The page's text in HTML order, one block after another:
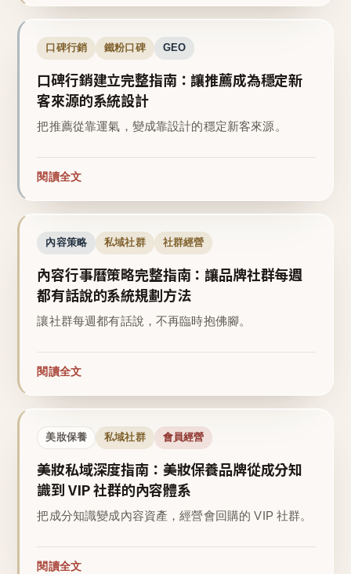
口碑行銷 鐵粉口碑 GEO
口碑行銷建立完整指南：讓推薦成為穩定新
客來源的系統設計
把推薦從靠運氣，變成靠設計的穩定新客來源。
閱讀全文
內容策略 私域社群 社群經營
內容行事曆策略完整指南：讓品牌社群每週
都有話說的系統規劃方法
讓社群每週都有話說，不再臨時抱佛腳。
閱讀全文
美妝保養 私域社群 會員經營
美妝私域深度指南：美妝保養品牌從成分知
識到 VIP 社群的內容體系
把成分知識變成內容資產，經營會回購的 VIP 社群。
閱讀全文